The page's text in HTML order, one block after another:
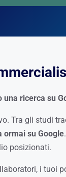
ricerca su
Tra gli studi
ormai su Google
posizionati.
i tuoi